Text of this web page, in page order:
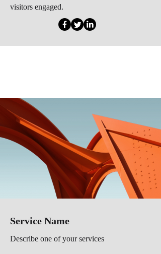
visitors engaged.
Service Name
Describe one of your services